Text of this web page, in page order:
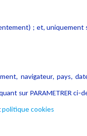
; et, uniquement
navigateur, pays,
sur PARAMETRER ci-
politique cookies